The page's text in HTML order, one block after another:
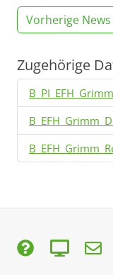
Vorherige News
Zugehörige